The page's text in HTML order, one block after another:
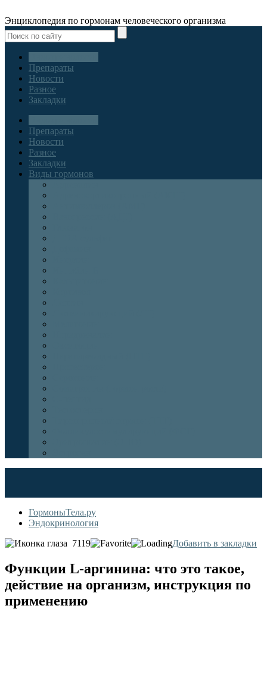
Энциклопедия по гормонам человеческого организма
Препараты
Новости
Разное
Закладки
Препараты
Новости
Разное
Закладки
Виды гормонов
ГормоныТела.ру
Эндокринология
7119
Добавить в закладки
Функции L-аргинина: что это такое,
действие на организм, инструкция по
применению